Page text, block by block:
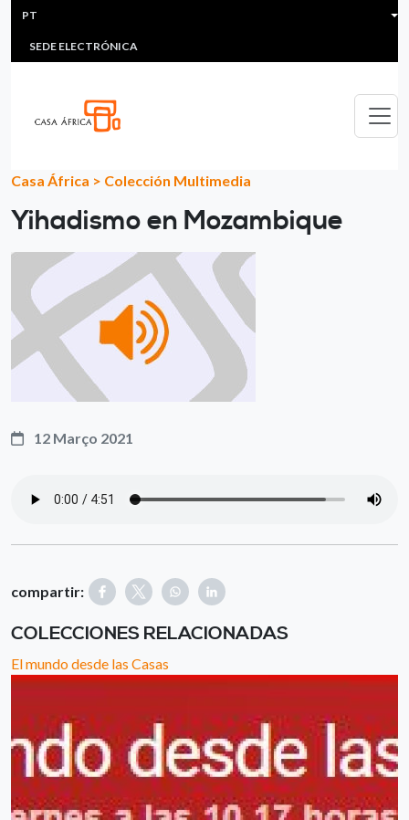
Passar para o conteúdo principal
HEADER MENU
MULTIMEDIA
SEDE ELECTRÓNICA
PT
Casa África > Colección Multimedia
Yihadismo en Mozambique
12 Março 2021
compartir:
COLECCIONES RELACIONADAS
El mundo desde las Casas